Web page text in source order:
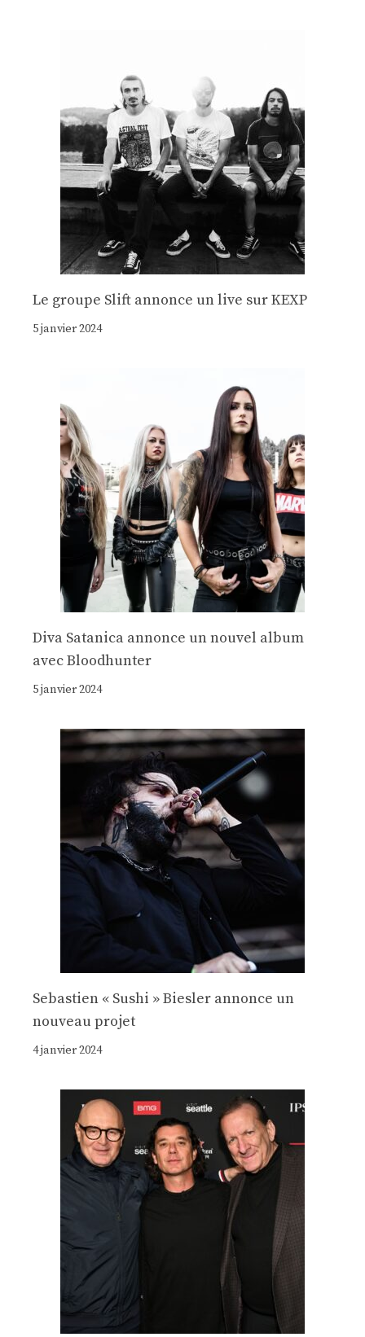
Le groupe Slift annonce un live sur KEXP
5 janvier 2024
Diva Satanica annonce un nouvel album
avec Bloodhunter
5 janvier 2024
Sebastien « Sushi » Biesler annonce un
nouveau projet
4 janvier 2024